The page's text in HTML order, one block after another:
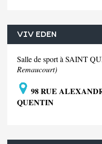
VIV EDEN
Salle de sport à SAINT
Remaucourt)
98 RUE
QUENTIN